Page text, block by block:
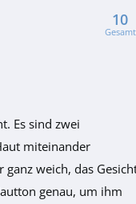
10
Gesamt
Es sind zwei
miteinander
weich, das
genau, um ihm